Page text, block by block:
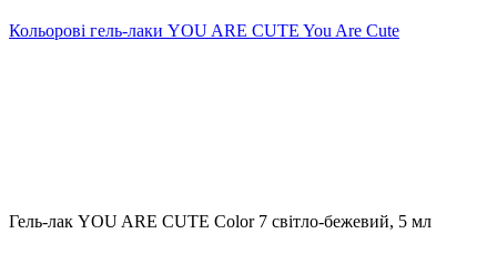
Кольорові гель-лаки YOU ARE CUTE You Are Cute
Гель-лак YOU ARE CUTE Color 7 світло-бежевий, 5 мл